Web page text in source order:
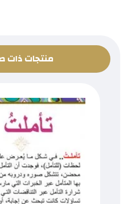
منتجات ذات